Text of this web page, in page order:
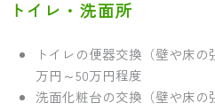
トイレ・洗面所
トイレの便器交換（壁や床
万円～50万円程度
洗面化粧台の交換（壁や床の